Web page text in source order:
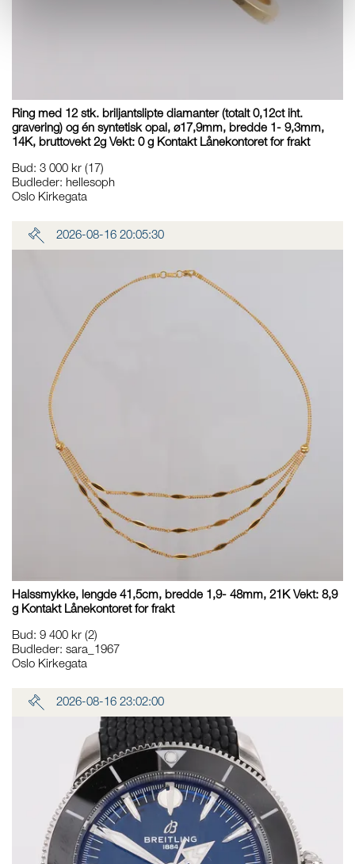
Ring med 12 stk. briljantslipte diamanter (totalt 0,12ct iht.
gravering) og én syntetisk opal, ø17,9mm, bredde 1- 9,3mm,
14K, bruttovekt 2g Vekt: 0 g Kontakt Lånekontoret for frakt
Bud: 3 000 kr (17)
Budleder: hellesoph
Oslo Kirkegata
2026-08-16 20:05:30
Halssmykke, lengde 41,5cm, bredde 1,9- 48mm, 21K Vekt: 8,9
g Kontakt Lånekontoret for frakt
Bud: 9 400 kr (2)
Budleder: sara_1967
Oslo Kirkegata
2026-08-16 23:02:00